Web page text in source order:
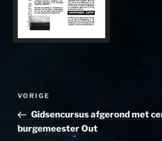
Bericht
Vorig
bericht
VORIGE
Gidsencursus afgerond met
burgemeester Out